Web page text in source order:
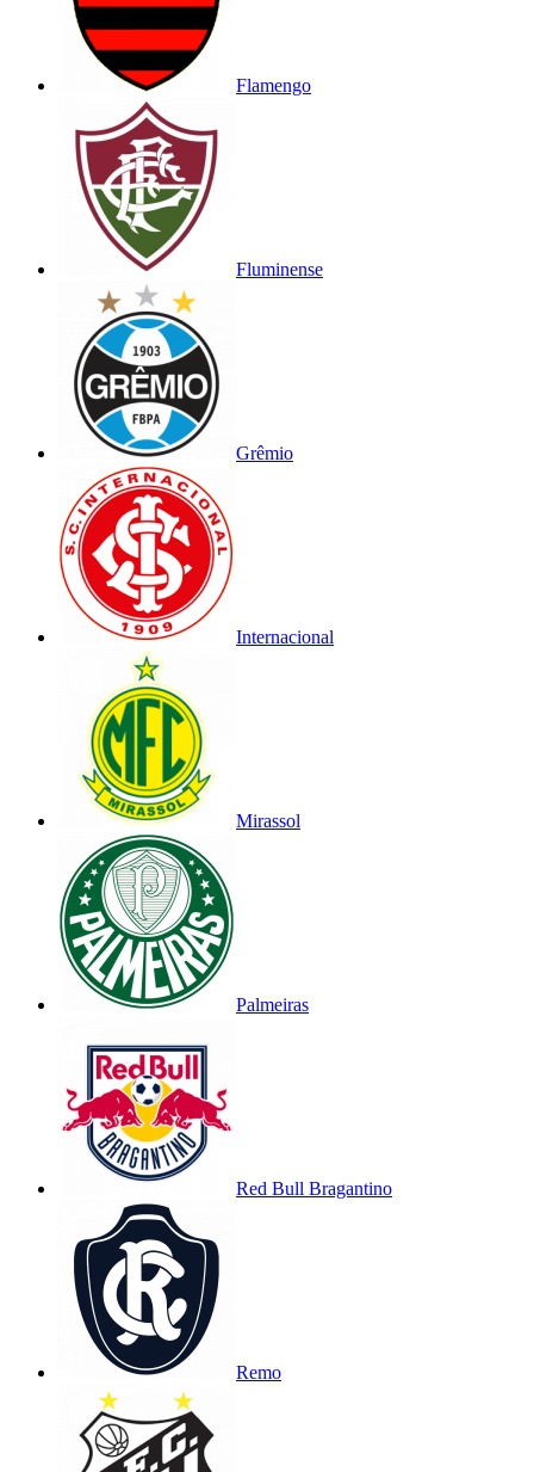
Flamengo
Fluminense
Grêmio
Internacional
Mirassol
Palmeiras
Red Bull Bragantino
Remo